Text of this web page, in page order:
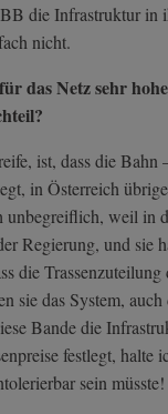
die Infrastruktur in
nicht.
das Netz sehr
ist, dass die Bahn
in Österreich
weil in
Regierung, und sie
die
sie das System,
Bande die
festlegt,
sein müsste!